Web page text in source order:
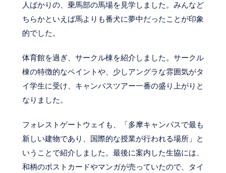
人ばかりの、乗馬部の馬場を見学しました。みんなど
ちらかといえば馬よりも番犬に夢中だったことが印象
的でした。
体育館を過ぎ、サークル棟を紹介しました。サークル
棟の特徴的なペイントや、少しアングラな雰囲気がタ
イ学生に受け、キャンパスツアー一番の盛り上がりと
なりました。
フォレストゲートウェイも、「多摩キャンパスで最も
新しい建物であり、国際的な授業が行われる場所」と
いうことで紹介しました。最後に案内した生協には、
和柄のポストカードやマンガが売っていたので、タイ